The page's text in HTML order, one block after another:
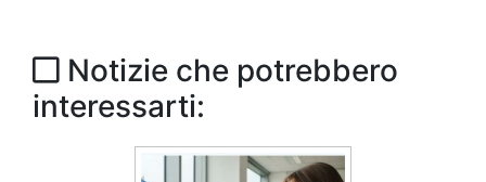
Notizie che potrebbero
interessarti: